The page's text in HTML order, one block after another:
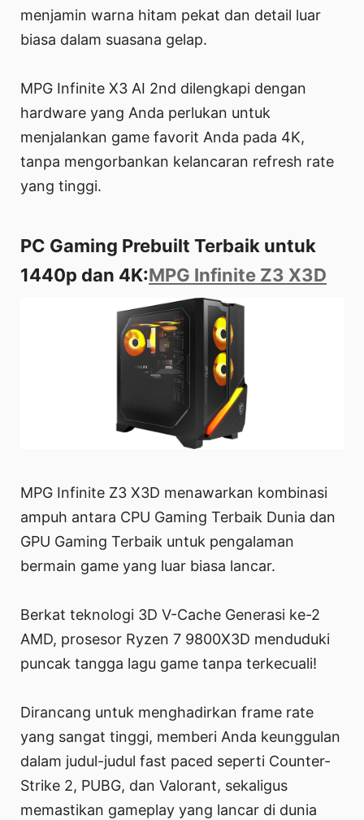
menjamin warna hitam pekat dan detail luar
biasa dalam suasana gelap.
MPG Infinite X3 AI 2nd dilengkapi dengan
hardware yang Anda perlukan untuk
menjalankan game favorit Anda pada 4K,
tanpa mengorbankan kelancaran refresh rate
yang tinggi.
PC Gaming Prebuilt Terbaik untuk
1440p dan 4K:MPG Infinite Z3 X3D
MPG Infinite Z3 X3D menawarkan kombinasi
ampuh antara CPU Gaming Terbaik Dunia dan
GPU Gaming Terbaik untuk pengalaman
bermain game yang luar biasa lancar.
Berkat teknologi 3D V-Cache Generasi ke-2
AMD, prosesor Ryzen 7 9800X3D menduduki
puncak tangga lagu game tanpa terkecuali!
Dirancang untuk menghadirkan frame rate
yang sangat tinggi, memberi Anda keunggulan
dalam judul-judul fast paced seperti Counter-
Strike 2, PUBG, dan Valorant, sekaligus
memastikan gameplay yang lancar di dunia